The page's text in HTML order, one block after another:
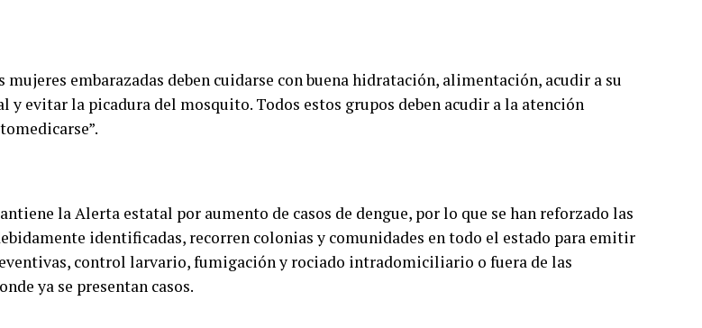
mujeres embarazadas deben cuidarse con buena hidratación, alimentación, acudir a su
y evitar la picadura del mosquito. Todos estos grupos deben acudir a la atención
la Alerta estatal por aumento de casos de dengue, por lo que se han reforzado las
identificadas, recorren colonias y comunidades en todo el estado para emitir
control larvario, fumigación y rociado intradomiciliario o fuera de las
ya se presentan casos.